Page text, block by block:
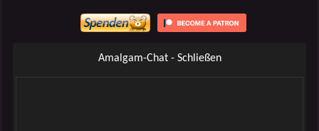
Amalgam-Chat - Schließen